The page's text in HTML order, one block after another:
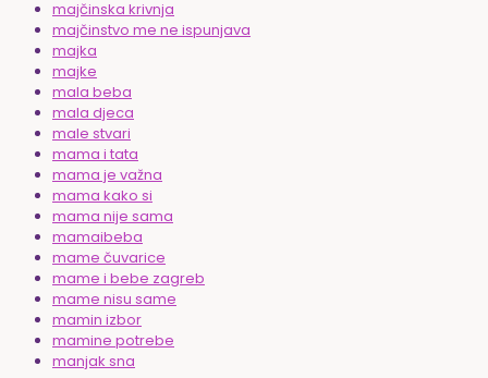
majčinska krivnja
majčinstvo me ne ispunjava
majka
majke
mala beba
mala djeca
male stvari
mama i tata
mama je važna
mama kako si
mama nije sama
mamaibeba
mame čuvarice
mame i bebe zagreb
mame nisu same
mamin izbor
mamine potrebe
manjak sna